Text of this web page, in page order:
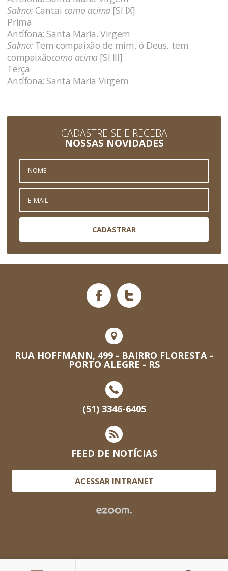
Salmo: Cantai como acima [Sl IX]
Prima
Antífona: Santa Maria. Virgem
Salmo: Tem compaixão de mim, ó Deus, tem
compaixãocomo acima [Sl III]
Terça
Antífona: Santa Maria Virgem
CADASTRE-SE E RECEBA
NOSSAS NOVIDADES
CADASTRAR
RUA HOFFMANN, 499 - BAIRRO FLORESTA -
PORTO ALEGRE - RS
(51) 3346-6405
FEED DE NOTÍCIAS
ACESSAR INTRANET